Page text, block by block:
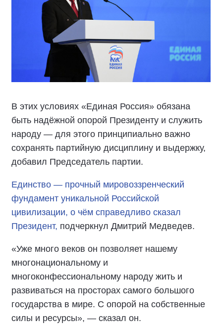
В этих условиях «Единая Россия» обязана
быть надёжной опорой Президенту и служить
народу — для этого принципиально важно
сохранять партийную дисциплину и выдержку,
добавил Председатель партии.
Единство — прочный мировоззренческий
фундамент уникальной Российской
цивилизации, о чём справедливо сказал
Президент, подчеркнул Дмитрий Медведев.
«Уже много веков он позволяет нашему
многонациональному и
многоконфессиональному народу жить и
развиваться на просторах самого большого
государства в мире. С опорой на собственные
силы и ресурсы», — сказал он.